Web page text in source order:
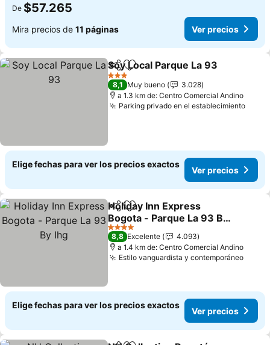
De $57.265
Mira precios de 11 páginas Ver precios
CompartirAgregar a favoritos
Soy Local Parque La 93
3 Estrellas
8,1 Muy bueno
3.028
a 1.3 km de: Centro Comercial Andino
Parking privado en el establecimientoVer
Elige fechas para ver los precios exactos
Ver precios
CompartirAgregar a favoritos
Holiday Inn Express
Bogota - Parque La 93 By
Ihg
Ver precios
4 Estrellas
8,8 Excelente
4.093
a 1.4 km de: Centro Comercial Andino
Estilo vanguardista y contemporáneoVer
Elige fechas para ver los precios exactos
Ver precios